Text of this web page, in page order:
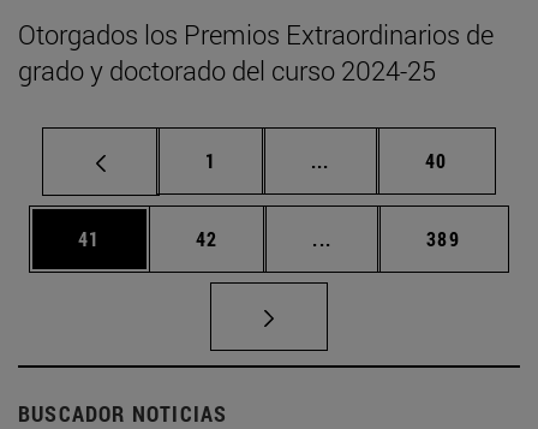
Otorgados los Premios Extraordinarios de
grado y doctorado del curso 2024-25
Página
1 ... Páginas intermedias
Página
40
Página
41 Página
42 ... Páginas intermedias
Página
389
BUSCADOR NOTICIAS